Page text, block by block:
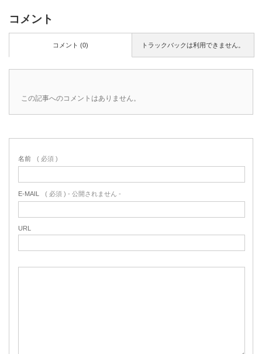
コメント
トラックバックは利用できません。
コメント (0)
この記事へのコメントはありません。
名前 ( 必須 )
E-MAIL ( 必須 ) - 公開されません -
URL